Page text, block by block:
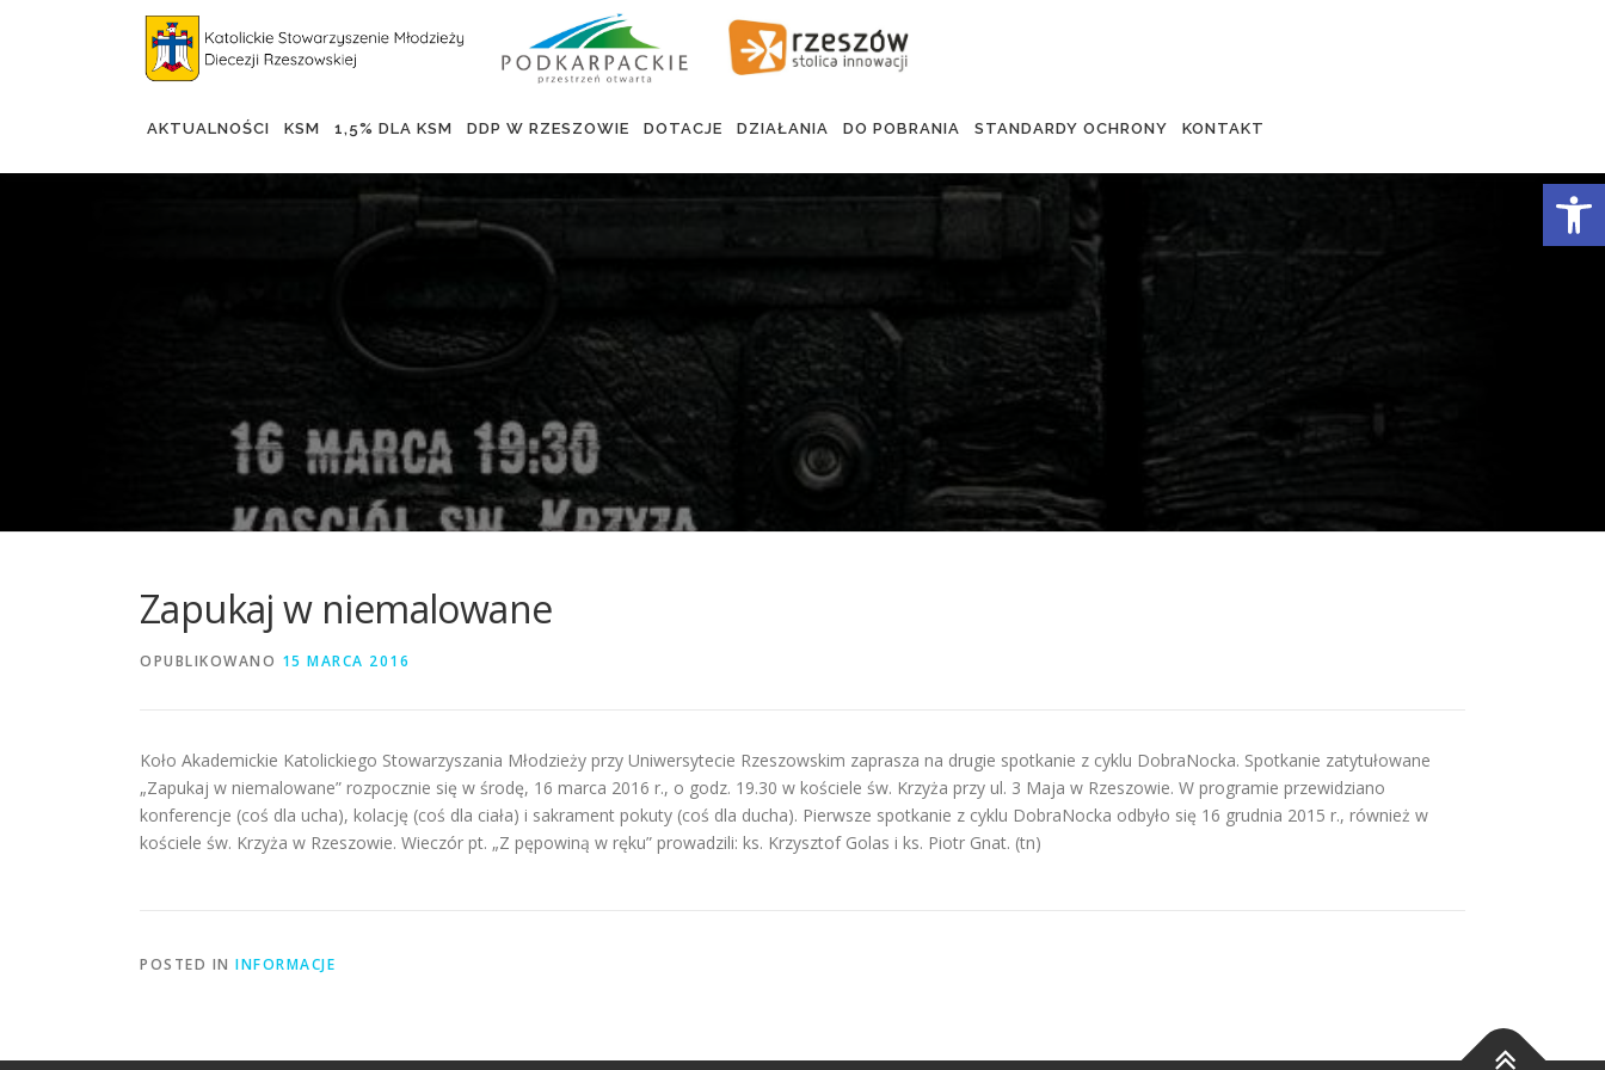
AKTUALNOŚCI KSM 1,5% DLA KSM DDP W RZESZOWIE DOTACJE DZIAŁANIA DO POBRANIA STANDARDY OCHRONY KONTAKT
Zapukaj w niemalowane
OPUBLIKOWANO 15 MARCA 2016
Koło Akademickie Katolickiego Stowarzyszania Młodzieży przy Uniwersytecie Rzeszowskim zaprasza na drugie spotkanie z cyklu DobraNocka. Spotkanie zatytułowane
„Zapukaj w niemalowane” rozpocznie się w środę, 16 marca 2016 r., o godz. 19.30 w kościele św. Krzyża przy ul. 3 Maja w Rzeszowie. W programie przewidziano
konferencje (coś dla ucha), kolację (coś dla ciała) i sakrament pokuty (coś dla ducha). Pierwsze spotkanie z cyklu DobraNocka odbyło się 16 grudnia 2015 r., również w
kościele św. Krzyża w Rzeszowie. Wieczór pt. „Z pępowiną w ręku” prowadzili: ks. Krzysztof Golas i ks. Piotr Gnat. (tn)
POSTED IN INFORMACJE